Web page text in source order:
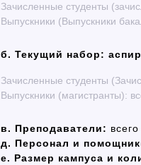
Зачисленные студенты
Выпускники (Выпускники
б. Текущий набор:
Зачисленные студенты
Выпускники (магистранты):
в. Преподаватели:
д. Персонал и
е. Размер кампуса и